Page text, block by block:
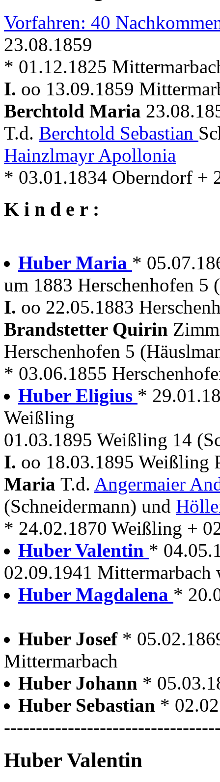
Vorfahren: 40
23.08.1859
* 01.12.1825
I. oo 13.09.1859
Berchtold Maria
T.d. Berchtold Sebastian
Hainzlmayr Apollonia
* 03.01.1834 Oberndorf +
K i n d e r :
Huber Maria *
um 1883 Herschenhofen 5
I. oo 22.05.1883
Brandstetter Quirin
Herschenhofen 5
* 03.06.1855
Huber Eligius *
Weißling
01.03.1895 Weißling 14
I. oo 18.03.1895
Maria T.d. Angermaier
(Schneidermann) und
* 24.02.1870 Weißling +
Huber Valentin *
02.09.1941 Mittermarbach
Huber Magdalena *
Huber Josef *
Mittermarbach
Huber Johann *
Huber Sebastian *
Huber Valentin